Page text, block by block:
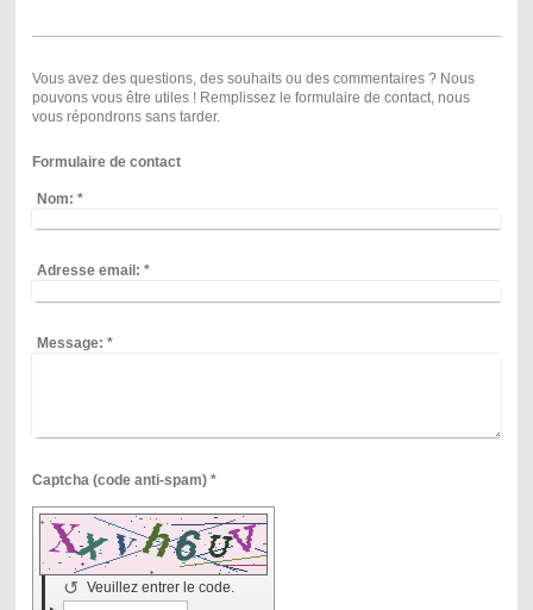
Vous avez des questions, des souhaits ou des commentaires ? Nous
pouvons vous être utiles ! Remplissez le formulaire de contact, nous
vous répondrons sans tarder.
Formulaire de contact
Nom: *
Adresse email: *
Message: *
Captcha (code anti-spam) *
Veuillez entrer le code.
↺